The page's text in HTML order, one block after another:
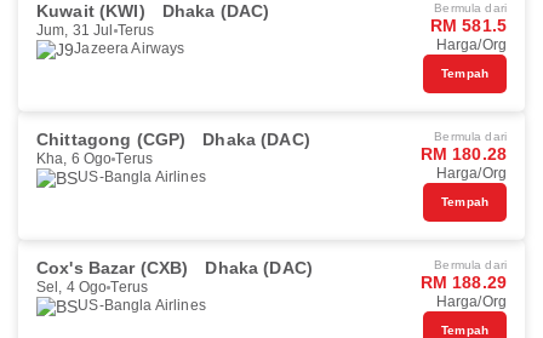
Kuwait (KWI) Dhaka (DAC)
Jum, 31 Jul Terus
Jazeera Airways
Bermula dari
RM 581.5
Harga/Org
Tempah
Chittagong (CGP) Dhaka (DAC)
Kha, 6 Ogo Terus
US-Bangla Airlines
Bermula dari
RM 180.28
Harga/Org
Tempah
Cox's Bazar (CXB) Dhaka (DAC)
Sel, 4 Ogo Terus
US-Bangla Airlines
Bermula dari
RM 188.29
Harga/Org
Tempah